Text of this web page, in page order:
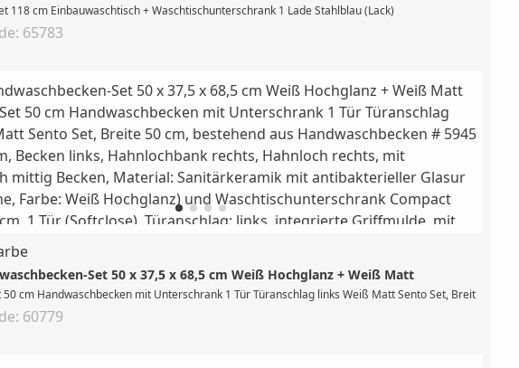
118 cm Einbauwaschtisch + Waschtischunterschrank 1 Lade Stahlblau (Lack)
65783
Handwaschbecken # 5945 (Breite 50 cm, Becken links, Hahnlochbank rechts, Hahnloch
Set 50 x 37,5 x 68,5 cm Weiß Hochglanz + Weiß Matt
50 cm Handwaschbecken mit Unterschrank 1 Tür Türanschlag links Weiß Matt Sento Set, Breite 50
60779